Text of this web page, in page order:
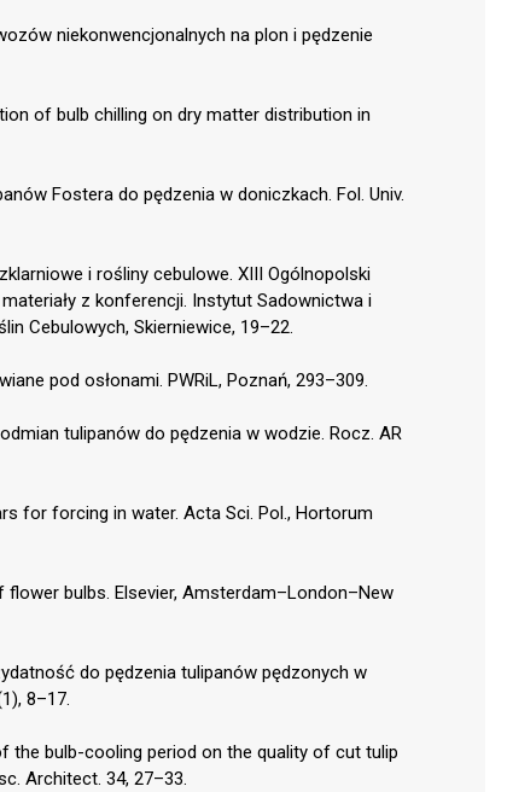
niekonwencjonalnych na plon i pędzenie
of bulb chilling on dry matter distribution in
Fostera do pędzenia w doniczkach. Fol. Univ.
i rośliny cebulowe. XIII Ogólnopolski
z konferencji. Instytut Sadownictwa i
Cebulowych, Skierniewice, 19–22.
pod osłonami. PWRiL, Poznań, 293–309.
tulipanów do pędzenia w wodzie. Rocz. AR
for forcing in water. Acta Sci. Pol., Hortorum
flower bulbs. Elsevier, Amsterdam–London–New
do pędzenia tulipanów pędzonych w
8–17.
the bulb-cooling period on the quality of cut tulip
Architect. 34, 27–33.